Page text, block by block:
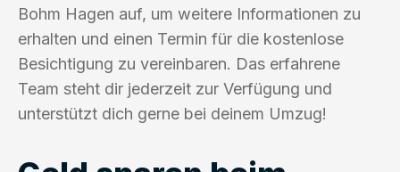
Bohm Hagen auf, um weitere Informationen zu
erhalten und einen Termin für die kostenlose
Besichtigung zu vereinbaren. Das erfahrene
Team steht dir jederzeit zur Verfügung und
unterstützt dich gerne bei deinem Umzug!